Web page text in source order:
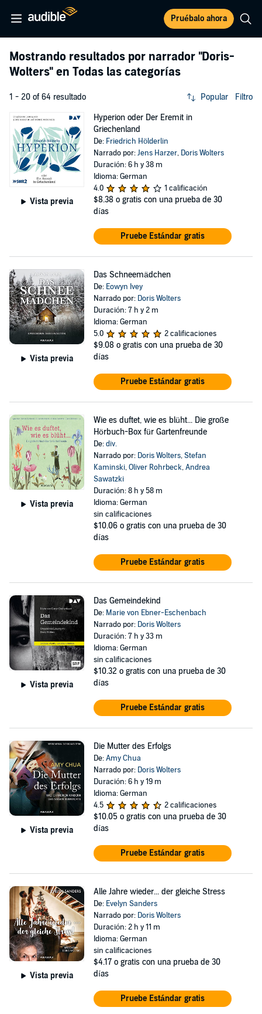
Pruébalo ahora
Mostrando resultados por narrador "Doris-
Wolters" en Todas las categorías
1 - 20 of 64 resultado Popular Filtro
Vista previa
Hyperion oder Der Eremit in
Griechenland
De: Friedrich Hölderlin
Narrado por:Jens Harzer, Doris Wolters
Duración: 6 h y 38 m
Idioma: German
4.0
1 calificación
$8.38 o gratis con una prueba de 30
días
Pruebe Estándar gratis
Vista previa
Das Schneemädchen
De: Eowyn Ivey
Narrado por: Doris Wolters
Duración: 7 h y 2 m
Idioma: German
5.0
2 calificaciones
$9.08 o gratis con una prueba de 30
días
Pruebe Estándar gratis
Vista previa
Wie es duftet, wie es blüht... Die große
Hörbuch-Box für Gartenfreunde
De:div.
Narrado por: Doris Wolters,Stefan
Kaminski,Oliver Rohrbeck,Andrea
Sawatzki
Duración: 8 h y 58 m
Idioma: German
sin calificaciones
$10.06 o gratis con una prueba de 30
días
Pruebe Estándar gratis
Vista previa
Das Gemeindekind
De: Marie von Ebner-Eschenbach
Narrado por: Doris Wolters
Duración: 7 h y 33 m
Idioma: German
sin calificaciones
$10.32 o gratis con una prueba de 30
días
Pruebe Estándar gratis
Vista previa
Die Mutter des Erfolgs
De:Amy Chua
Narrado por: Doris Wolters
Duración: 6 h y 19 m
Idioma: German
4.5
2 calificaciones
$10.05 o gratis con una prueba de 30
días
Pruebe Estándar gratis
Vista previa
Alle Jahre wieder... der gleiche Stress
De: Evelyn Sanders
Narrado por: Doris Wolters
Duración: 2 h y 11 m
Idioma: German
sin calificaciones
$4.17 o gratis con una prueba de 30
días
Pruebe Estándar gratis